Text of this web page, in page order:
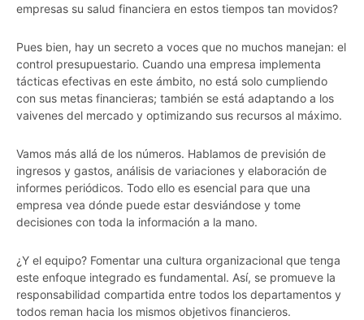
empresas su salud financiera en estos tiempos tan movidos?
Pues bien, hay un secreto a voces que no muchos manejan: el
control presupuestario. Cuando una empresa implementa
tácticas efectivas en este ámbito, no está solo cumpliendo
con sus metas financieras; también se está adaptando a los
vaivenes del mercado y optimizando sus recursos al máximo.
Vamos más allá de los números. Hablamos de previsión de
ingresos y gastos, análisis de variaciones y elaboración de
informes periódicos. Todo ello es esencial para que una
empresa vea dónde puede estar desviándose y tome
decisiones con toda la información a la mano.
¿Y el equipo? Fomentar una cultura organizacional que tenga
este enfoque integrado es fundamental. Así, se promueve la
responsabilidad compartida entre todos los departamentos y
todos reman hacia los mismos objetivos financieros.